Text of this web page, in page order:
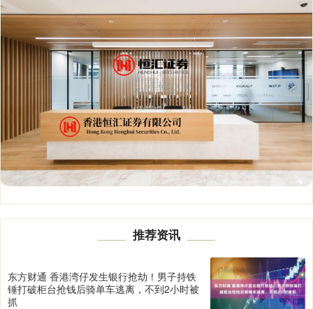
推荐资讯
东方财通 香港湾仔发生银行抢劫！男子持铁
锤打破柜台抢钱后骑单车逃离，不到2小时被
抓